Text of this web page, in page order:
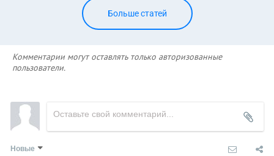
Больше статей
Комментарии могут оставлять только авторизованные
пользователи.
Новые